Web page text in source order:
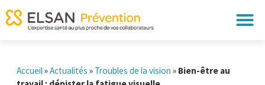
Accueil»Actualités » Troubles de la vision » Bien-être au